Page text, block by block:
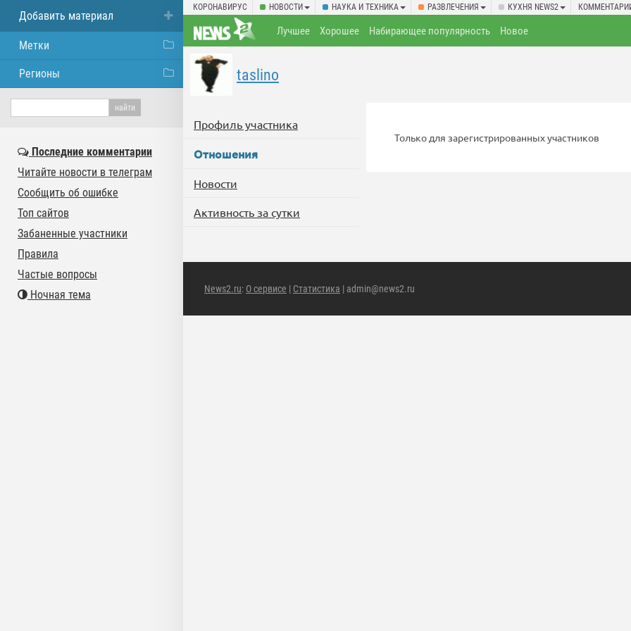
КОРОНАВИРУС НОВОСТИ НАУКА И ТЕХНИКА РАЗВЛЕЧЕНИЯ КУХНЯ NEWS2
Лучшее Хорошее Набирающее популярность Новое
taslino
Профиль участника
Отношения
Новости
Активность за сутки
Только для зарегистрированных участников
News2.ru: О сервисе | Статистика | admin@news2.ru
Добавить материал
Метки
Регионы
Последние комментарии
Читайте новости в телеграм
Сообщить об ошибке
Топ сайтов
Забаненные участники
Правила
Частые вопросы
Ночная тема